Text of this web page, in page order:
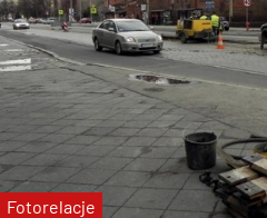
Fotorelacje